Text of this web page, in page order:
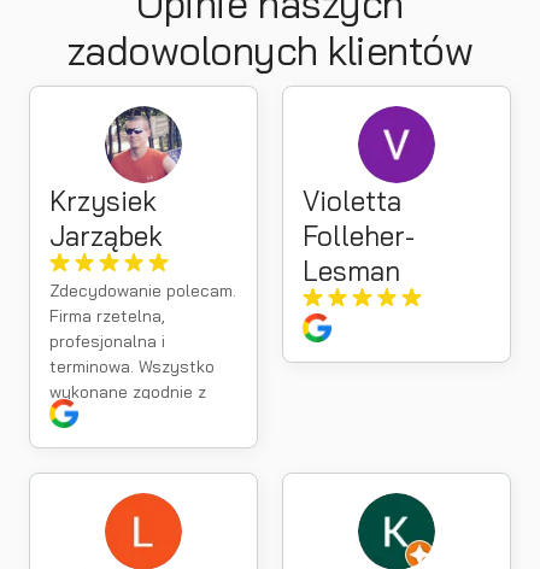
zadowolonych klientów
Krzysiek
Jarząbek
Zdecydowanie polecam.
Firma rzetelna,
profesjonalna i
terminowa. Wszystko
wykonane zgodnie z
umową, a kontakt na
najwyższym poziomie.
Violetta
Folleher-
Lesman